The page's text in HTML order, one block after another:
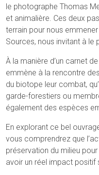
le photographe Thomas
et animalière. Ces deux
terrain pour nous
Sources, nous invitant à le
À la manière d’un carnet
emmène à la rencontre
du biotope leur combat,
garde-forestiers ou
également des espèces
En explorant ce bel
vous comprendrez que
préservation du milieu
avoir un réel impact positif